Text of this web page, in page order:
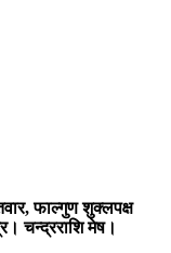
फाल्गुण शुक्लपक्ष
चन्द्रराशि मेष।